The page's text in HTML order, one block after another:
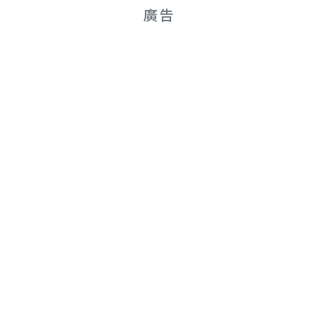
廣告